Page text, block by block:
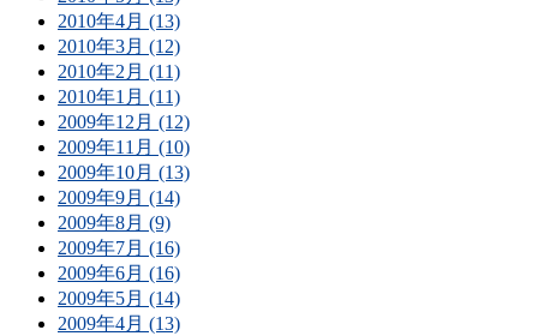
2010年4月 (13)
2010年3月 (12)
2010年2月 (11)
2010年1月 (11)
2009年12月 (12)
2009年11月 (10)
2009年10月 (13)
2009年9月 (14)
2009年8月 (9)
2009年7月 (16)
2009年6月 (16)
2009年5月 (14)
2009年4月 (13)